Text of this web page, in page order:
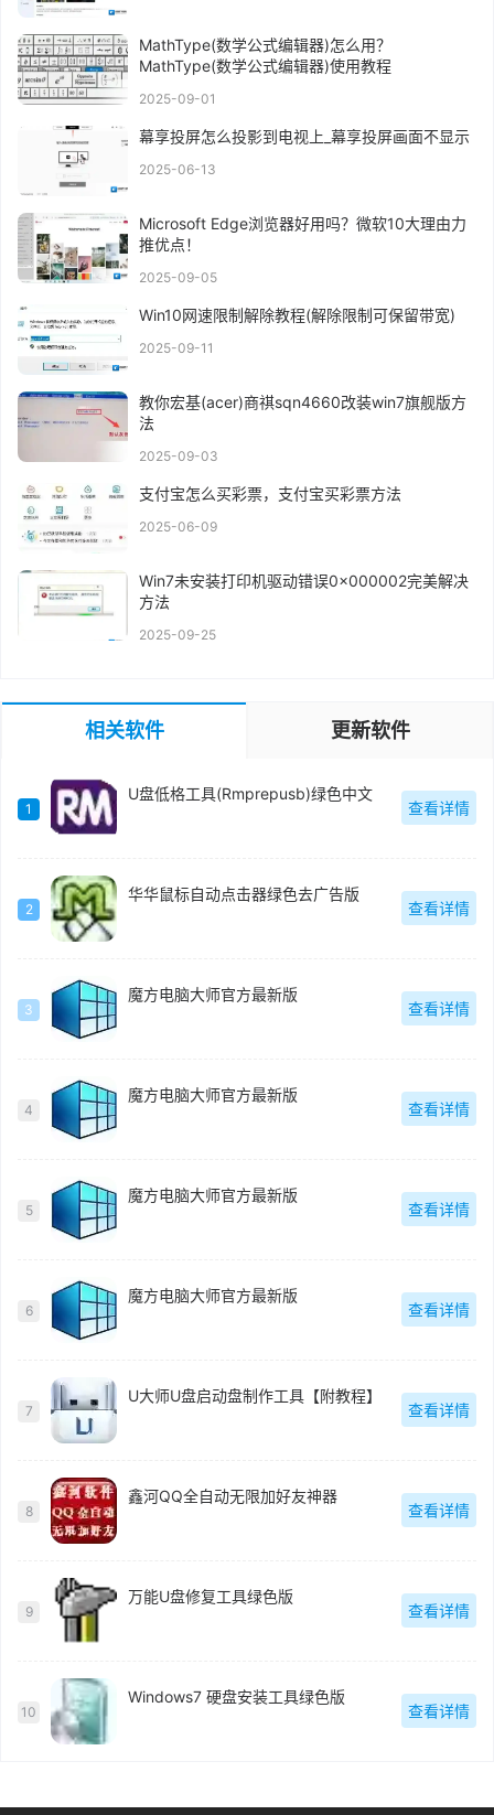
MathType(数学公式编辑器)怎么用？
MathType(数学公式编辑器)使用教程
2025-09-01
幕享投屏怎么投影到电视上_幕享投屏画面不显示
2025-06-13
Microsoft Edge浏览器好用吗？微软10大理由力
推优点！
2025-09-05
Win10网速限制解除教程(解除限制可保留带宽)
2025-09-11
教你宏基(acer)商祺sqn4660改装win7旗舰版方
法
2025-09-03
支付宝怎么买彩票，支付宝买彩票方法
2025-06-09
Win7未安装打印机驱动错误0x000002完美解决
方法
2025-09-25
相关软件 更新软件
1
U盘低格工具(Rmprepusb)绿色中文
查看详情
2
华华鼠标自动点击器绿色去广告版
查看详情
3
魔方电脑大师官方最新版
查看详情
4
魔方电脑大师官方最新版
查看详情
5
魔方电脑大师官方最新版
查看详情
6
魔方电脑大师官方最新版
查看详情
7
U大师U盘启动盘制作工具【附教程】
查看详情
8
鑫河QQ全自动无限加好友神器
查看详情
9
万能U盘修复工具绿色版
查看详情
10
Windows7 硬盘安装工具绿色版
查看详情